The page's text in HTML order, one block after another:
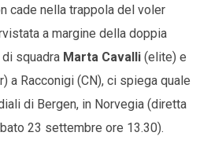
cade nella trappola del voler
a margine della doppia
squadra Marta Cavalli (elite) e
a Racconigi (CN), ci spiega quale
di Bergen, in Norvegia (diretta
23 settembre ore 13.30).